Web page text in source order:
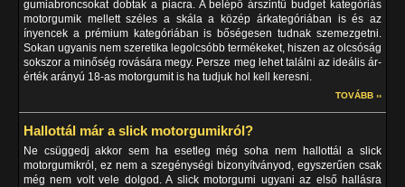
gumiabroncsokat dobtak a piacra. A belépő árszintű budget kategóriás
motorgumik mellett széles a skála a közép árkategóriában is és az
ínyencek a prémium kategóriában is bőségesen tudnak szemezgetni.
Sokan ugyanis nem szeretika legolcsóbb termékeket, hiszen az olcsóság
sokszor a minőség rovására megy. Persze meg lehet találni az ideális ár-
érték arányú 18-as motorgumit is ha tudjuk hol kell keresni.
TOVÁBB ››
Hallottál már a slick motorgumikról?
Ne csüggedj akkor sem ha esetleg még soha nem hallottál a slick
motorgumikról, ez nem a szegénységi bizonyítványod, egyszerűen csak
még nem volt vele dolgod. A slick motorgumi ugyani az első hallásra